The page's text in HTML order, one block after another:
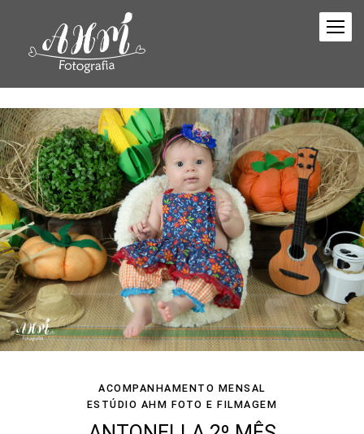
ACOMPANHAMENTO MENSAL
ESTÚDIO AHM FOTO E FILMAGEM